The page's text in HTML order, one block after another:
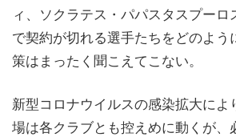
ィ、ソクラテス・パパスタスプーロ
で契約が切れる選手たちをどのよう
策はまったく聞こえてこない。
新型コロナウイルスの感染拡大によ
場は各クラブとも控えめに動くが、